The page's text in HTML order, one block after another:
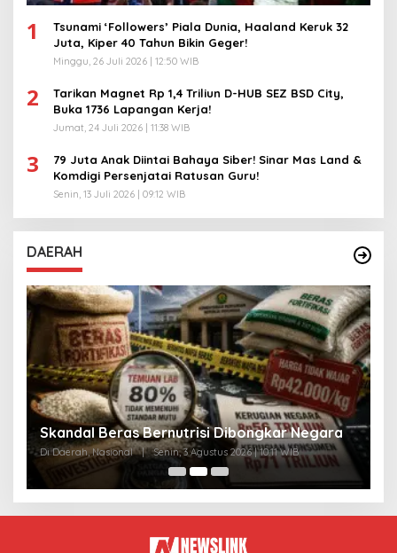
1
Tsunami ‘Followers’ Piala Dunia, Haaland Keruk 32
Juta, Kiper 40 Tahun Bikin Geger!
Minggu, 26 Juli 2026 | 12:50 WIB
2
Tarikan Magnet Rp 1,4 Triliun D-HUB SEZ BSD City,
Buka 1736 Lapangan Kerja!
Jumat, 24 Juli 2026 | 11:38 WIB
3
79 Juta Anak Diintai Bahaya Siber! Sinar Mas Land &
Komdigi Persenjatai Ratusan Guru!
Senin, 13 Juli 2026 | 09:12 WIB
DAERAH
Skandal Beras Bernutrisi Dibongkar Negara
Di Daerah, Nasional | Senin, 3 Agustus 2026 | 10:11 WIB